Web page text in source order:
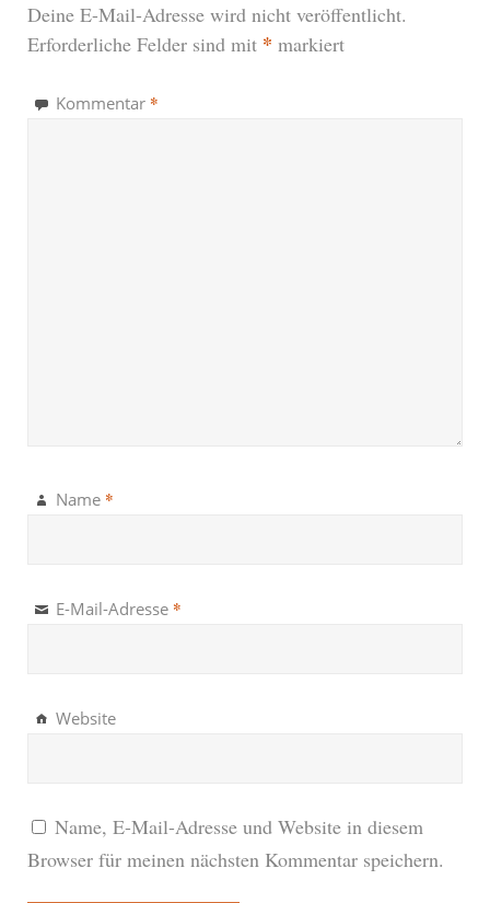
Deine E-Mail-Adresse wird nicht veröffentlicht.
Erforderliche Felder sind mit * markiert
Kommentar *
Name *
E-Mail-Adresse *
Website
Name, E-Mail-Adresse und Website in diesem
Browser für meinen nächsten Kommentar speichern.